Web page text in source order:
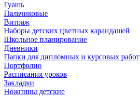
Гуашь
Пальчиковые
Витраж
Наборы детских цветных карандашей
Школьное планирование
Дневники
Папки для дипломных и курсовых работ
Портфолио
Расписания уроков
Закладки
Ножницы детские